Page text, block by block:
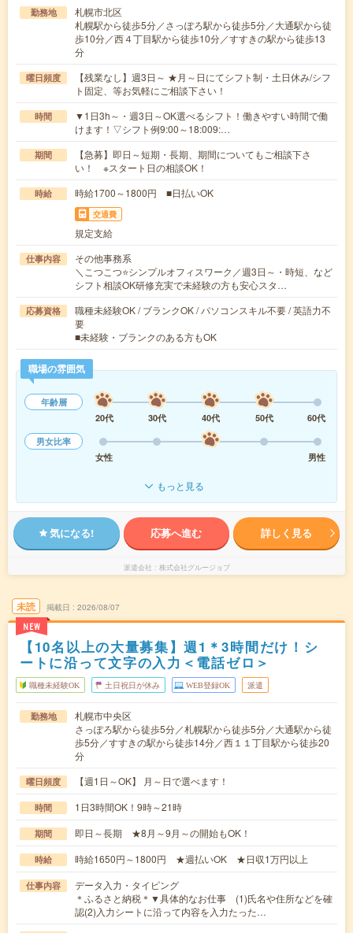
勤務地
札幌市北区
札幌駅から徒歩5分／さっぽろ駅から徒歩5分／大通駅から徒
歩10分／西４丁目駅から徒歩10分／すすきの駅から徒歩13
分
曜日頻度
【残業なし】週3日～ ★月～日にてシフト制・土日休み/シフ
ト固定、等お気軽にご相談下さい！
時間
▼1日3h～・週3日～OK選べるシフト！働きやすい時間で働
けます！▽シフト例9:00～18:009:…
期間
【急募】即日～短期・長期、期間についてもご相談下さ
い！ ※スタート日の相談OK！
時給 時給1700～1800円 ■日払いOK
交通費
規定支給
仕事内容
その他事務系
＼こつこつ⭐シンプルオフィスワーク／週3日～・時短、など
シフト相談OK研修充実で未経験の方も安心スタ…
応募資格
職種未経験OK / ブランクOK / パソコンスキル不要 / 英語力不
要
■未経験・ブランクのある方もOK
職場の雰囲気
年齢層
20代
30代 40代 50代
60代
男女比率
女性
男性
もっと見る
気になる! 応募へ進む 詳しく見る
派遣会社 株式会社グルージョブ
未読
NEW
掲載日 2026/08/07
【10名以上の大量募集】週1＊3時間だけ！シ
ートに沿って文字の入力＜電話ゼロ＞
職種未経験OK 土日祝日が休み WEB登録OK 派遣
勤務地
札幌市中央区
さっぽろ駅から徒歩5分／札幌駅から徒歩5分／大通駅から徒
歩5分／すすきの駅から徒歩14分／西１１丁目駅から徒歩20
分
曜日頻度 【週1日～OK】 月～日で選べます！
時間 1日3時間OK！9時～21時
期間 即日～長期 ★8月～9月～の開始もOK！
時給 時給1650円～1800円 ★週払いOK ★日収1万円以上
仕事内容
データ入力・タイピング
＊ふるさと納税＊▼具体的なお仕事 (1)氏名や住所などを確
認(2)入力シートに沿って内容を入力たった…